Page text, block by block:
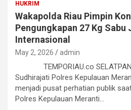
HUKRIM
Wakapolda Riau Pimpin
Pengungkapan 27 Kg Sabu
Internasional
May 2, 2026 admin
TEMPORIAU.co
Sudhirajati Polres Kepulauan
menjadi pusat perhatian publik
Polres Kepulauan Meranti…